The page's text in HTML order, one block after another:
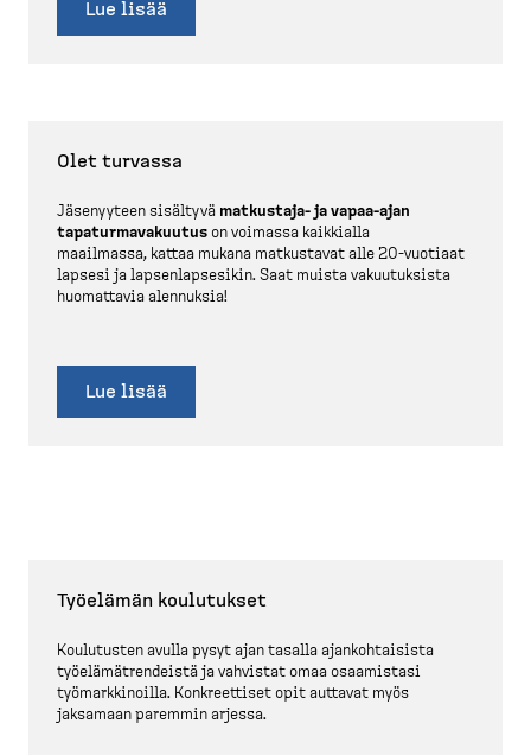
Lue lisää
Olet turvassa
Jäsenyyteen sisältyvä matkustaja-​ ja vapaa-​ajan
tapatur­ma­va­kuutus on voimassa kaikkialla
maailmassa, kattaa mukana matkustavat alle 20-​vuotiaat
lapsesi ja lapsen­lap­sesikin. Saat muista vakuutuksista
huomattavia alennuksia!
Lue lisää
Työelämän koulutukset
Koulutusten avulla pysyt ajan tasalla ajankoh­taisista
työelä­mät­ren­deistä ja vahvistat omaa osaamistasi
työmark­ki­noilla. Konkreettiset opit auttavat myös
jaksamaan paremmin arjessa.